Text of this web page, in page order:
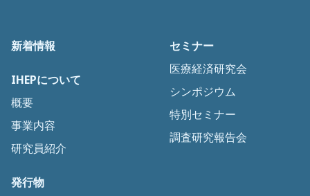
新着情報
IHEPについて
概要
事業内容
研究員紹介
セミナー
医療経済研究会
シンポジウム
特別セミナー
調査研究報告会
発行物